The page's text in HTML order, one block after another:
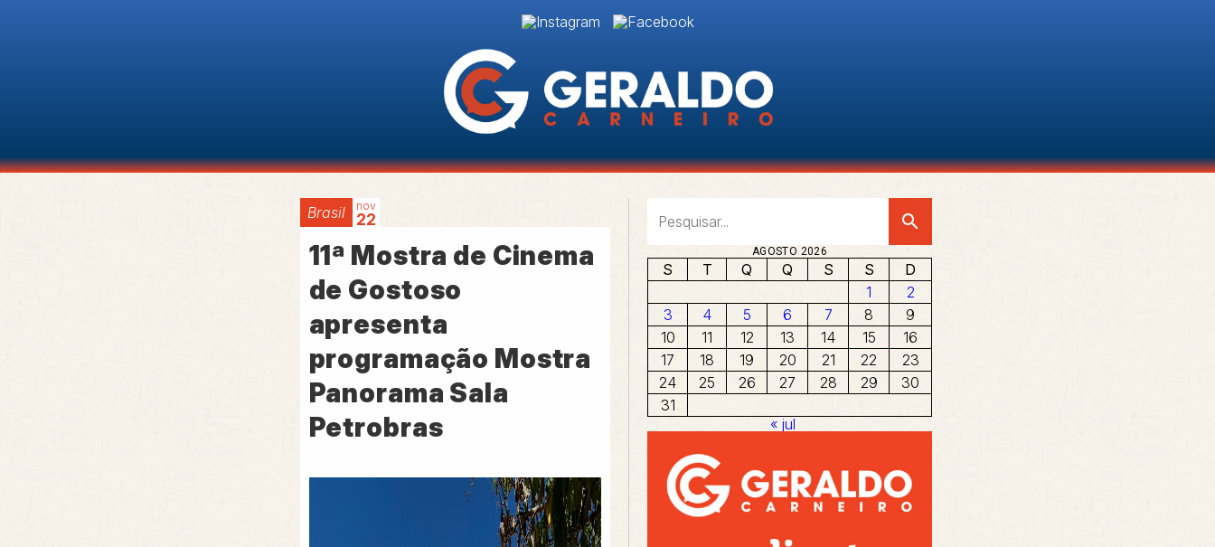
Brasil 22
nov
11ª Mostra de Cinema
de Gostoso
apresenta
programação Mostra
Panorama Sala
Petrobras
search
AGOSTO 2026
S T Q Q S S
D
1
2
3
4 5 6 7 8
9
10
11 12 13 14 15
16
17
18 19 20 21 22
23
24
25 26 27 28 29
30
31
« jul